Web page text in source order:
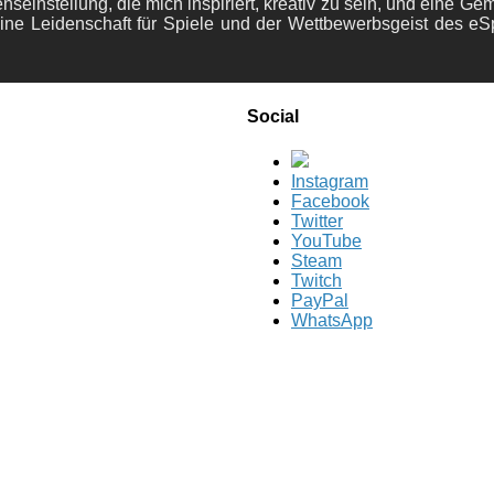
die mich inspiriert, kreativ zu sein, und eine
Leidenschaft für Spiele und der Wettbewerbsgeist des
Social
Instagram
Facebook
Twitter
YouTube
Steam
Twitch
PayPal
WhatsApp